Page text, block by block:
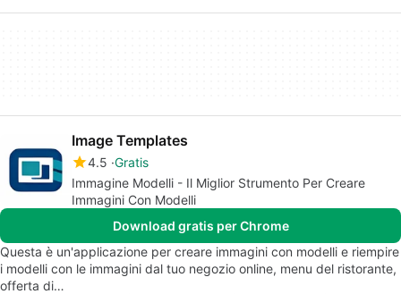
Image Templates
4.5 Gratis
Immagine Modelli - Il Miglior Strumento Per Creare
Immagini Con Modelli
Download gratis per Chrome
Questa è un'applicazione per creare immagini con modelli e riempire
i modelli con le immagini dal tuo negozio online, menu del ristorante,
offerta di…